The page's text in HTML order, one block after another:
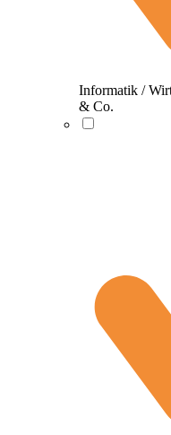
Informatik /
& Co.